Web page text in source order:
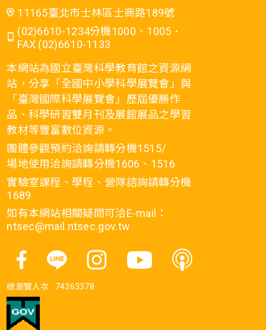
11165臺北市士林區士商路189號
(02)6610-1234分機1000、1005．
FAX (02)6610-1133
本網站為國立臺灣科學教育館之資源網
站，分享「全國中小學科學展覽會」與
「臺灣國際科學展覽會」歷屆優勝作
品、科學研習雙月刊及展館展品之學習
教材等豐富數位資源。
團體參觀預約洽詢請轉分機1515/
場地使用洽詢請轉分機1606、1516
實驗室課程、學程、營隊諮詢請轉分機
1689
如有本網站相關疑問可洽E-mail：
ntsec@mail.ntsec.gov.tw
總瀏覽人次 : 74363378